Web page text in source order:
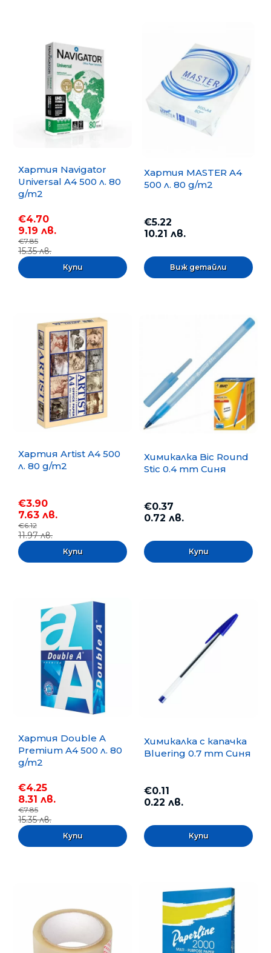
Хартия Navigator
Universal A4 500 л. 80
g/m2
€4.70
9.19 лв.
€7.85
15.35 лв.
Хартия MASTER A4
500 л. 80 g/m2
€5.22
10.21 лв.
Виж детайли
Хартия Artist A4 500
л. 80 g/m2
€3.90
7.63 лв.
€6.12
11.97 лв.
Химикалка Bic Round
Stic 0.4 mm Синя
€0.37
0.72 лв.
Хартия Double A
Premium A4 500 л. 80
g/m2
€4.25
8.31 лв.
€7.85
15.35 лв.
Химикалка с капачка
Bluering 0.7 mm Синя
€0.11
0.22 лв.